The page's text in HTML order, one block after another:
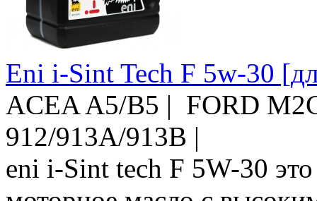
Eni i-Sint Tech F 5w-30
ACEA A5/B5 | FORD
912/913A/913B |
eni i-Sint tech F 5W-30